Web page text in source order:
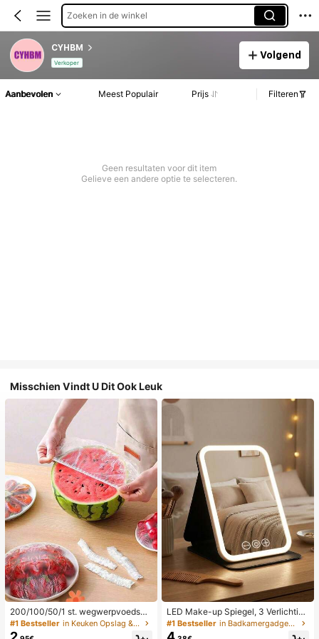
Zoeken in de winkel
CYHBM
Verkoper
Volgend
Aanbevolen Meest Populair Prijs Filteren
Geen resultaten voor dit item
Gelieve een andere optie te selecteren.
Misschien Vindt U Dit Ook Leuk
200/100/50/1 st. wegwerpvoedself
oliehoezen, douchekophoezen, mul
tifunctionele wegwerpkrimpzakke
#1 Bestseller in Keuken Opslag & Organisatie
LED Make-up Spiegel, 3 Verlichting
smodi, Verstelbare Helderheid, Draa
gbaar Vouwbaar Ontwerp, Geschikt
#1 Bestseller in Badkamergadgets die favoriet zijn bij klanten B